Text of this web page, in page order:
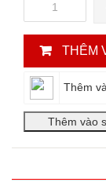
THÊM
Thêm